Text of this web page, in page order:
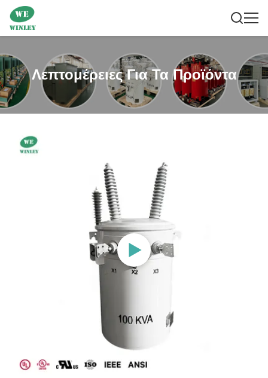
Λεπτομέρειες Για Τα Προϊόντα